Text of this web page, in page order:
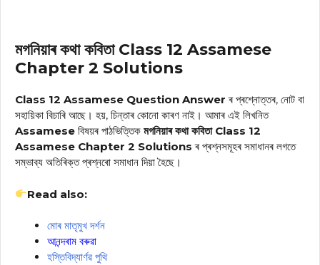
মগনিয়াৰ কথা কবিতা Class 12 Assamese
Chapter 2 Solutions
Class 12 Assamese Question Answerৰ প্ৰশ্নোত্তৰ, নোট বা
সহায়িকা বিচাৰি আছে। হয়, চিন্তাৰ কোনো কাৰণ নাই। আমাৰ এই লিখনিত
Assamese বিষয়ৰ পাঠভিত্তিক মগনিয়াৰ কথা কবিতা Class 12
Assamese Chapter 2 Solutionsৰ প্ৰশ্নসমূহৰ সমাধানৰ লগতে
সম্ভাব্য অতিৰিক্ত প্ৰশ্নৰো সমাধান দিয়া হৈছে।
Read also:
মোৰ মাতৃমুখ দৰ্শন
আনন্দৰাম বৰুৱা
হস্তিবিদ্যাৰ্ণৱ পুথি